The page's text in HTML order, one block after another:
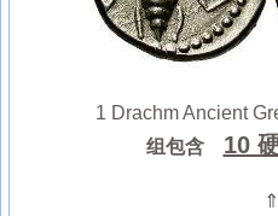
1 Drachm Ancient
组包含
10
⇑